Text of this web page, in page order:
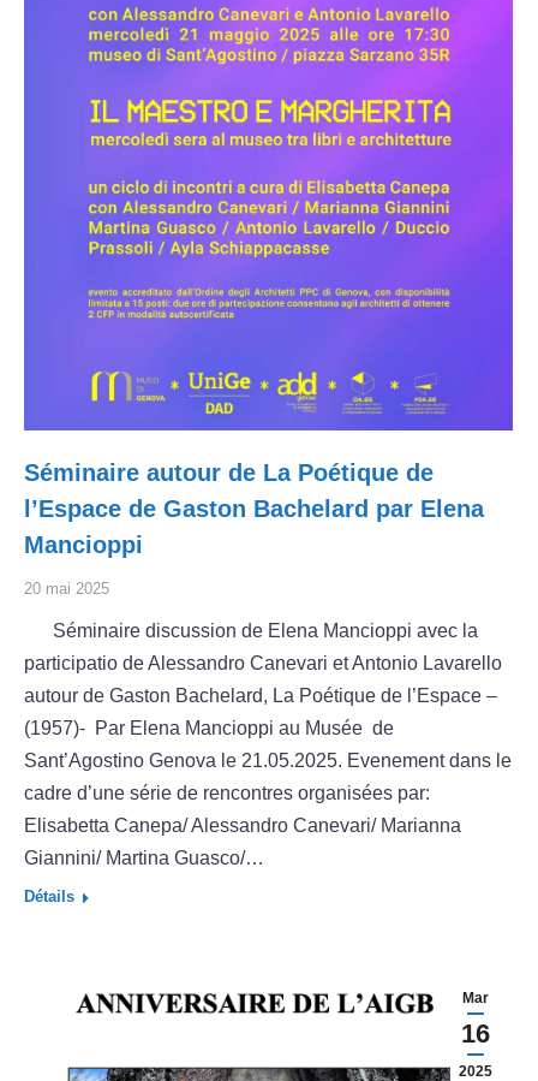
Séminaire autour de La Poétique de
l’Espace de Gaston Bachelard par Elena
Mancioppi
20 mai 2025
Séminaire discussion de Elena Mancioppi avec la
participatio de Alessandro Canevari et Antonio Lavarello
autour de Gaston Bachelard, La Poétique de l’Espace –
(1957)- Par Elena Mancioppi au Musée de
Sant’Agostino Genova le 21.05.2025. Evenement dans le
cadre d’une série de rencontres organisées par:
Elisabetta Canepa/ Alessandro Canevari/ Marianna
Giannini/ Martina Guasco/…
Détails
Mar
16
2025